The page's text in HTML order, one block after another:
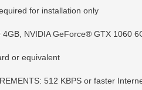
for installation only
NVIDIA GeForce® GTX 1060
or equivalent
512 KBPS or faster